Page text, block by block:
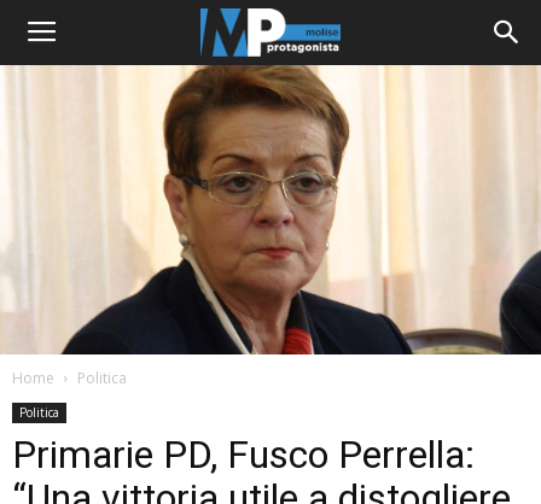
Home Politica
Politica
Primarie PD, Fusco Perrella: